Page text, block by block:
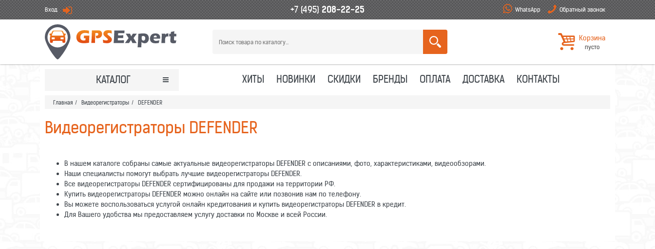
Вход +7 (495)208-22-25 WhatsApp Обратный звонок
Корзина
пусто
КАТАЛОГ ХИТЫ НОВИНКИ СКИДКИ БРЕНДЫ ОПЛАТА ДОСТАВКА КОНТАКТЫ
Главная / Видеорегистраторы / DEFENDER
Видеорегистраторы DEFENDER
В нашем каталоге собраны самые актуальные видеорегистраторы DEFENDER с описаниями, фото, характеристиками, видеообзорами.
Наши специалисты помогут выбрать лучшие видеорегистраторы DEFENDER.
Все видеорегистраторы DEFENDER сертифицированы для продажи на территории РФ.
Купить видеорегистраторы DEFENDER можно онлайн на сайте или позвонив нам по телефону.
Вы можете воспользоваться услугой онлайн кредитования и купить видеорегистраторы DEFENDER в кредит.
Для Вашего удобства мы предоставляем услугу доставки по Москве и всей России.